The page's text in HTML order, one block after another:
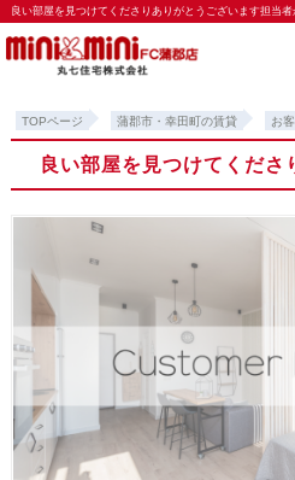
TOPページ 蒲郡市・幸田町の賃貸 お
良い部屋を見つけてくだ